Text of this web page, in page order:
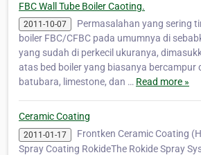
FBC Wall Tube Boiler Caoting.
2011-10-07
Permasalahan yang sering
boiler FBC/CFBC pada umumnya di
yang sudah di perkecil ukuranya,
atas bed boiler yang biasanya bercampur
batubara, limestone, dan … Read more »
Ceramic Coating
2011-01-17
Frontken Ceramic Coating
Spray Coating RokideThe Rokide Spray